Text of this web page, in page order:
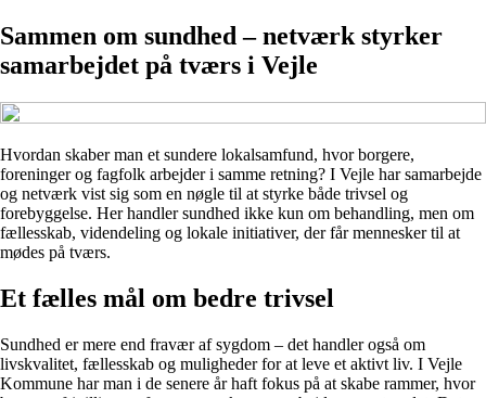
Sammen om sundhed – netværk styrker
samarbejdet på tværs i Vejle
Hvordan skaber man et sundere lokalsamfund, hvor borgere,
foreninger og fagfolk arbejder i samme retning? I Vejle har samarbejde
og netværk vist sig som en nøgle til at styrke både trivsel og
forebyggelse. Her handler sundhed ikke kun om behandling, men om
fællesskab, videndeling og lokale initiativer, der får mennesker til at
mødes på tværs.
Et fælles mål om bedre trivsel
Sundhed er mere end fravær af sygdom – det handler også om
livskvalitet, fællesskab og muligheder for at leve et aktivt liv. I Vejle
Kommune har man i de senere år haft fokus på at skabe rammer, hvor